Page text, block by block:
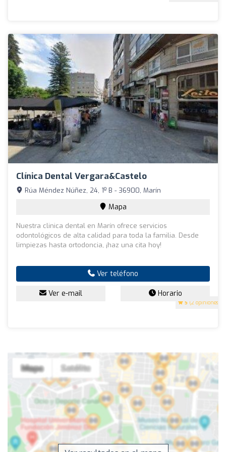
Clínica Dental Vergara&Castelo
5 (2 opiniones)
Rúa Méndez Núñez, 24, 1º B - 36900, Marín
Mapa
Nuestra clinica dental en Marín ofrece servicios
odontológicos de alta calidad para toda la familia. Desde
limpiezas hasta ortodoncia, ¡haz una cita hoy!
Ver teléfono
Ver e-mail Horario